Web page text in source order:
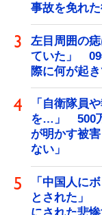
事故を免れ
左目周囲の
ていた」 09
際に何が起
「自衛隊員
を…」 500
が明かす被
ない」
「中国人に
とされた」